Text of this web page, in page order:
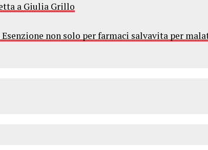
a Giulia Grillo
non solo per farmaci salvavita per